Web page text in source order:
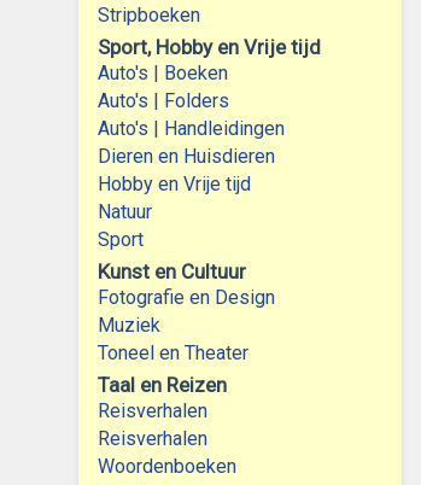
Stripboeken
Sport, Hobby en Vrije tijd
Auto's | Boeken
Auto's | Folders
Auto's | Handleidingen
Dieren en Huisdieren
Hobby en Vrije tijd
Natuur
Sport
Kunst en Cultuur
Fotografie en Design
Muziek
Toneel en Theater
Taal en Reizen
Reisverhalen
Reisverhalen
Woordenboeken